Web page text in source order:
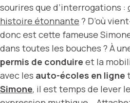
sourires que d’interrogations :
histoire étonnante ? D’où
donc est cette fameuse
dans toutes les bouches ? À
permis de conduire et la
avec les auto-écoles en ligne
Simone, il est temps de lever